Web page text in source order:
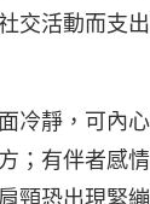
交活動而支
冷靜，可內
；有伴者感